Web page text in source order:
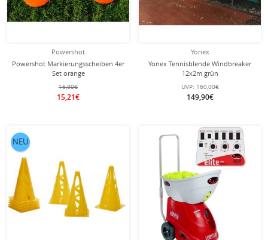
Powershot
Powershot Markierungsscheiben 4er
Set orange
16,90€
15,21€
Yonex
Yonex Tennisblende Windbreaker
12x2m grün
UVP: 160,00€
149,90€
NEU